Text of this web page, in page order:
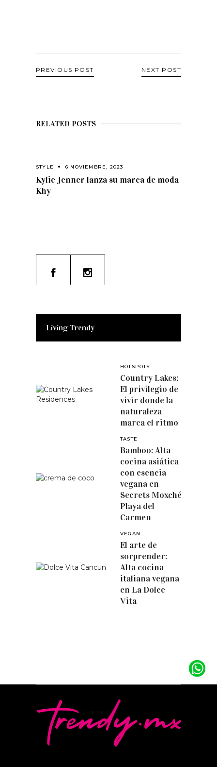
PREVIOUS POST NEXT POST
RELATED POSTS
STYLE 6 NOVIEMBRE, 2023
Kylie Jenner lanza su marca de moda
Khy
Living Trendy
HOTSPOTS
Country Lakes:
El privilegio de
vivir donde la
naturaleza
marca el ritmo
TASTE
Bamboo: Alta
cocina asiática
con esencia
vegana en
Secrets Moxché
Playa del
Carmen
VEGAN
El arte de
sorprender:
Alta cocina
italiana vegana
en La Dolce
Vita